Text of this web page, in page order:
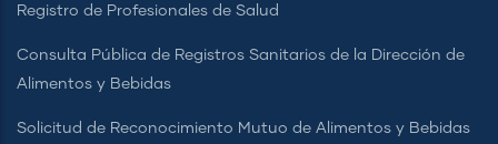
Registro de Profesionales de Salud
Consulta Pública de Registros Sanitarios de la Dirección de
Alimentos y Bebidas
Solicitud de Reconocimiento Mutuo de Alimentos y Bebidas